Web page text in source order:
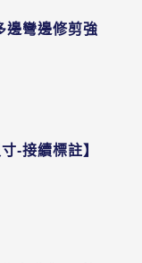
彎邊修剪強
-接續標註】